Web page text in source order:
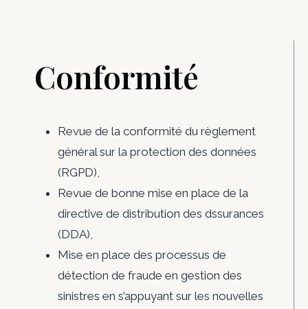
Conformité
Revue de la conformité du règlement
général sur la protection des données
(RGPD),
Revue de bonne mise en place de la
directive de distribution des dssurances
(DDA),
Mise en place des processus de
détection de fraude en gestion des
sinistres en s’appuyant sur les nouvelles